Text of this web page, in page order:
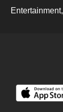
Entertainment